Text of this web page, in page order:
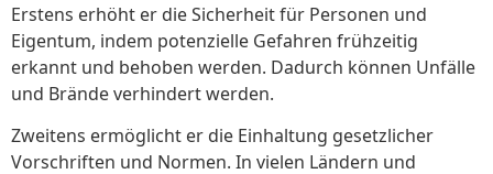
Erstens erhöht er die Sicherheit für Personen und
Eigentum, indem potenzielle Gefahren frühzeitig
erkannt und behoben werden. Dadurch können Unfälle
und Brände verhindert werden.
Zweitens ermöglicht er die Einhaltung gesetzlicher
Vorschriften und Normen. In vielen Ländern und